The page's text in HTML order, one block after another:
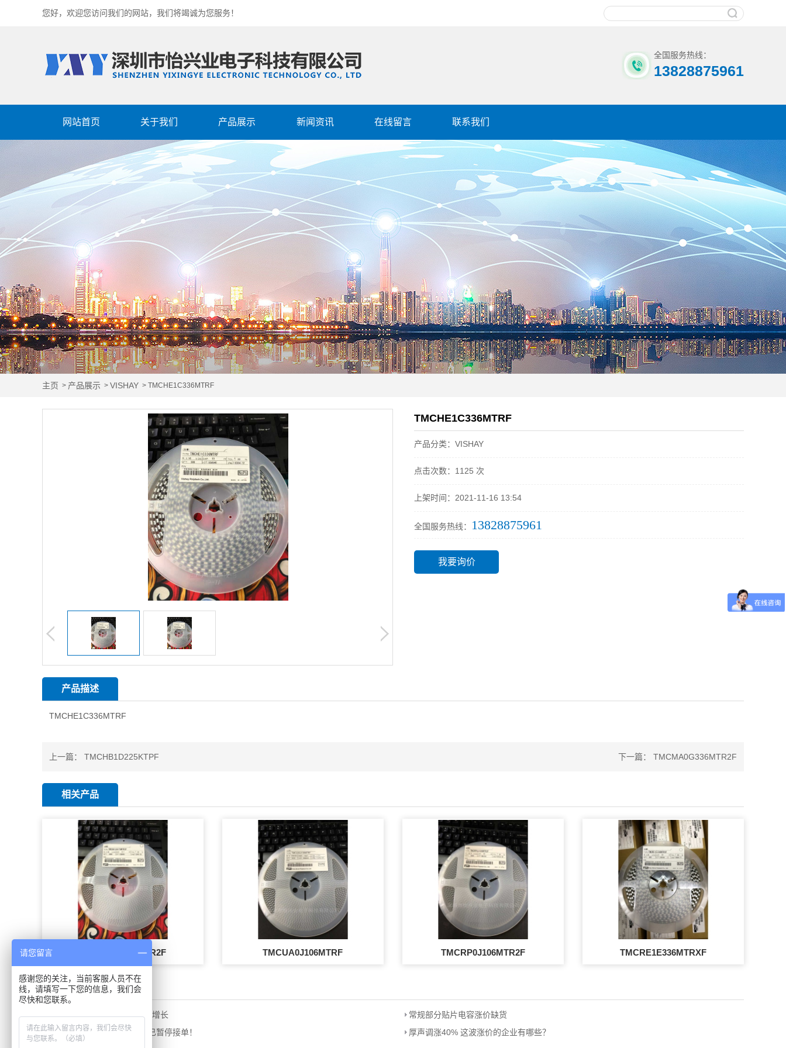
您好，欢迎您访问我们的网站，我们将竭诚为您服务！
全国服务热线：
13828875961
网站首页 关于我们 产品展示 新闻资讯 在线留言 联系我们
主页 > 产品展示 > VISHAY > TMCHE1C336MTRF
TMCHE1C336MTRF
产品分类：VISHAY
点击次数：1125 次
上架时间：2021-11-16 13:54
全国服务热线： 13828875961
我要询价
产品描述
TMCHE1C336MTRF
上一篇： TMCHB1D225KTPF 下一篇： TMCMA0G336MTR2F
相关产品
TMCUA1A475MTR2F TMCUA0J106MTRF TMCRP0J106MTR2F TMCRE1E336MTRXF
相关新闻
5G时代贴片电容的市场需求增长
常规部分贴片电容涨价缺货
MLCC缺货潮再起，三大厂已暂停接单！
厚声调涨40% 这波涨价的企业有哪些？
请您留言
感谢您的关注，当前客服人员不在
线，请填写一下您的信息，我们会
尽快和您联系。